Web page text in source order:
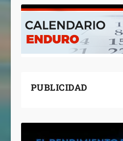
PUBLICIDAD